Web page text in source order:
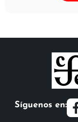
Síguenos en: